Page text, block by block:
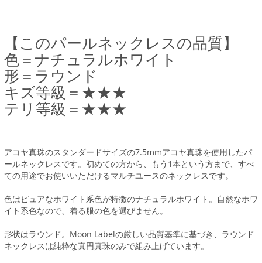
【このパールネックレスの品質】
色＝ナチュラルホワイト
形＝ラウンド
キズ等級＝★★★
テリ等級＝★★★
アコヤ真珠のスタンダードサイズの7.5mmアコヤ真珠を使用したパ
ールネックレスです。初めての方から、もう1本という方まで、すべ
ての用途でお使いいただけるマルチユースのネックレスです。
色はピュアなホワイト系色が特徴のナチュラルホワイト。自然なホワ
イト系色なので、着る服の色を選びません。
形状はラウンド。Moon Labelの厳しい品質基準に基づき、ラウンド
ネックレスは純粋な真円真珠のみで組み上げています。